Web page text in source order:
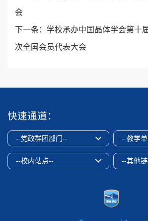
会
下一条： 学校承办中国晶体学会第十
次全国会员代表大会
快速通道：
--党政群团部门-- --教学
--校内站点-- --其他